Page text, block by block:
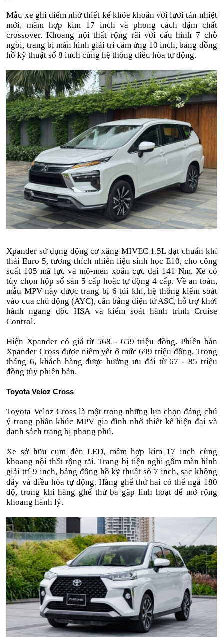
Mẫu xe ghi điểm nhờ thiết kế khỏe khoắn với lưới tản nhiệt
mới, mâm hợp kim 17 inch và phong cách đậm chất
crossover. Khoang nội thất rộng rãi với cấu hình 7 chỗ
ngồi, trang bị màn hình giải trí cảm ứng 10 inch, bảng đồng
hồ kỹ thuật số 8 inch cùng hệ thống điều hòa tự động.
Xpander sử dụng động cơ xăng MIVEC 1.5L đạt chuẩn khí
thải Euro 5, tương thích nhiên liệu sinh học E10, cho công
suất 105 mã lực và mô-men xoắn cực đại 141 Nm. Xe có
tùy chọn hộp số sàn 5 cấp hoặc tự động 4 cấp. Về an toàn,
mẫu MPV này được trang bị 6 túi khí, hệ thống kiểm soát
vào cua chủ động (AYC), cân bằng điện tử ASC, hỗ trợ khởi
hành ngang dốc HSA và kiểm soát hành trình Cruise
Control.
Hiện Xpander có giá từ 568 - 659 triệu đồng. Phiên bản
Xpander Cross được niêm yết ở mức 699 triệu đồng. Trong
tháng 6, khách hàng được hưởng ưu đãi từ 67 - 85 triệu
đồng tùy phiên bản.
Toyota Veloz Cross
Toyota Veloz Cross là một trong những lựa chọn đáng chú
ý trong phân khúc MPV gia đình nhờ thiết kế hiện đại và
danh sách trang bị phong phú.
Xe sở hữu cụm đèn LED, mâm hợp kim 17 inch cùng
khoang nội thất rộng rãi. Trang bị tiện nghi gồm màn hình
giải trí 9 inch, bảng đồng hồ kỹ thuật số 7 inch, sạc không
dây và điều hòa tự động. Hàng ghế thứ hai có thể ngả 180
độ, trong khi hàng ghế thứ ba gập linh hoạt để mở rộng
khoang hành lý.